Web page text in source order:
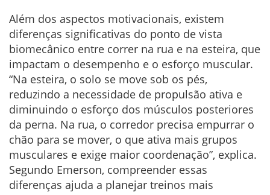
Além dos aspectos motivacionais, existem
diferenças significativas do ponto de vista
biomecânico entre correr na rua e na esteira, que
impactam o desempenho e o esforço muscular.
“Na esteira, o solo se move sob os pés,
reduzindo a necessidade de propulsão ativa e
diminuindo o esforço dos músculos posteriores
da perna. Na rua, o corredor precisa empurrar o
chão para se mover, o que ativa mais grupos
musculares e exige maior coordenação”, explica.
Segundo Emerson, compreender essas
diferenças ajuda a planejar treinos mais